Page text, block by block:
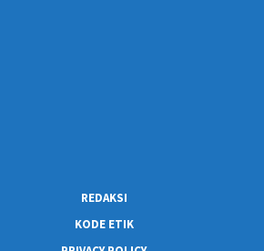
REDAKSI
KODE ETIK